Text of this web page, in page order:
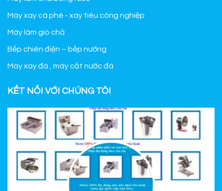
Máy xay cà phê - xay tiêu công nghiệp
Máy làm giò chả
Bếp chiên điện – bếp nướng
Máy xay đá , máy cắt nước đá
KẾT NỐI VỚI CHÚNG TÔI